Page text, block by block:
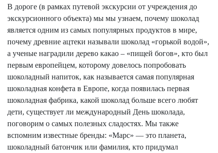
В дороге (в рамках путевой экскурсии от учреждения до
экскурсионного объекта) мы мы узнаем, почему шоколад
является одним из самых популярных продуктов в мире,
почему древние ацтеки называли шоколад «горькой водой»,
а ученые наградили дерево какао – «пищей богов», кто был
первым европейцем, которому довелось попробовать
шоколадный напиток, как называется самая популярная
шоколадная конфета в Европе, когда появилась первая
шоколадная фабрика, какой шоколад больше всего любят
дети, существует ли международный День шоколада,
поговорим о самых полезных сладостях. Мы также
вспомним известные бренды: «Марс» — это планета,
шоколадный батончик или фамилия, кто придумал